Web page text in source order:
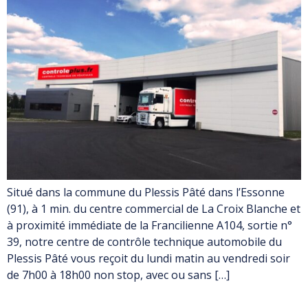
Situé dans la commune du Plessis Pâté dans l’Essonne
(91), à 1 min. du centre commercial de La Croix Blanche et
à proximité immédiate de la Francilienne A104, sortie n°
39, notre centre de contrôle technique automobile du
Plessis Pâté vous reçoit du lundi matin au vendredi soir
de 7h00 à 18h00 non stop, avec ou sans […]